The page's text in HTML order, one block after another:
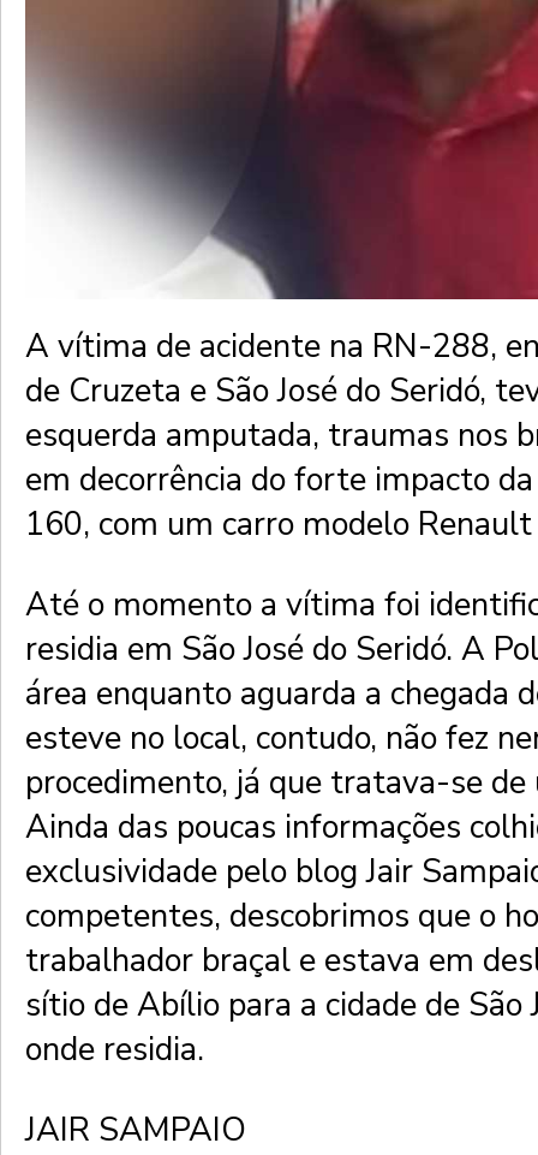
A vítima de acidente na RN-288,
de Cruzeta e São José do Seridó,
esquerda amputada, traumas nos
em decorrência do forte impacto
160, com um carro modelo
Até o momento a vítima foi
residia em São José do Seridó. A
área enquanto aguarda a chegada
esteve no local, contudo, não fez
procedimento, já que tratava-se de
Ainda das poucas informações
exclusividade pelo blog Jair
competentes, descobrimos que o
trabalhador braçal e estava em
sítio de Abílio para a cidade de São
onde residia.
JAIR SAMPAIO